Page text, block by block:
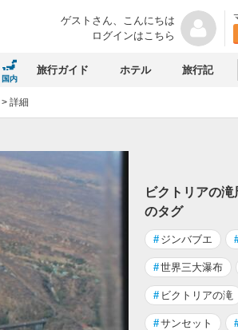
ゲストさん、 こんにちは
ログインはこちら
国内
旅行ガイド ホテル 旅行記
> 詳細
ビクトリアの
のタグ
# ジンバブエ
#世界三大瀑布
# ビクトリアの滝
#サンセット